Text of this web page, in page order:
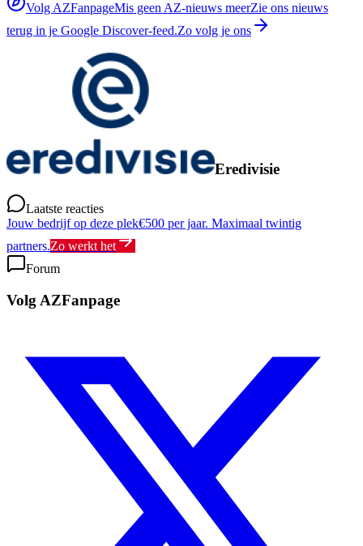
Volg AZFanpageMis geen AZ-nieuws meerZie ons nieuws
terug in je Google Discover-feed.Zo volg je ons
Eredivisie
Laatste reacties
Jouw bedrijf op deze plek€500 per jaar. Maximaal twintig
partners.Zo werkt het
Forum
Volg AZFanpage